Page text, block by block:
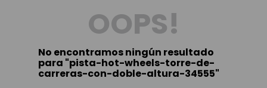
toy story
OOPS!
No encontramos ningún resultado
para "pista-hot-wheels-torre-de-
carreras-con-doble-altura-34555"